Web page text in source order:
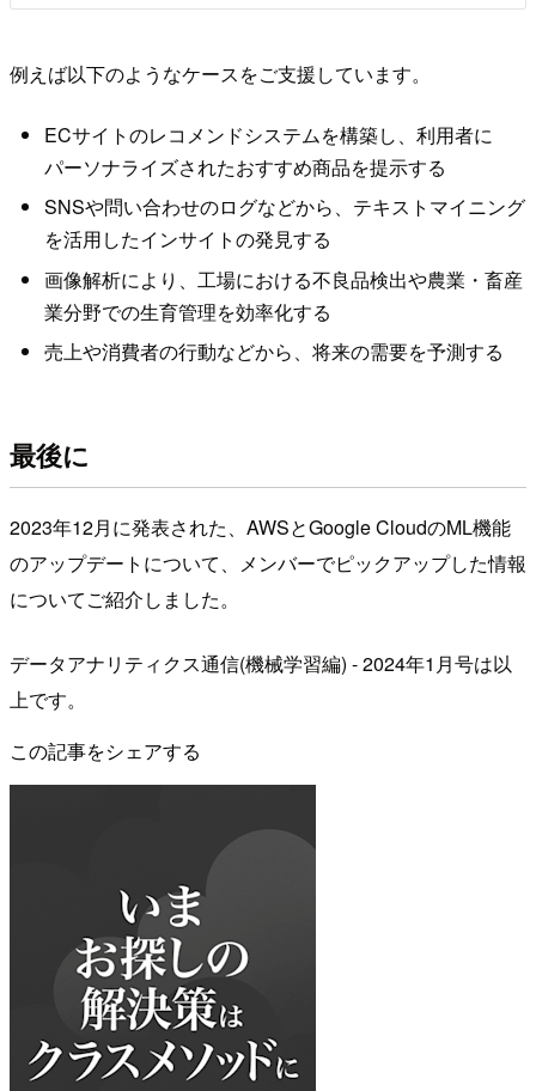
例えば以下のようなケースをご支援しています。
ECサイトのレコメンドシステムを構築し、利用者に
パーソナライズされたおすすめ商品を提示する
SNSや問い合わせのログなどから、テキストマイニング
を活用したインサイトの発見する
画像解析により、工場における不良品検出や農業・畜産
業分野での生育管理を効率化する
売上や消費者の行動などから、将来の需要を予測する
最後に
2023年12月に発表された、AWSとGoogle CloudのML機能
のアップデートについて、メンバーでピックアップした情報
についてご紹介しました。
データアナリティクス通信(機械学習編) - 2024年1月号は以
上です。
この記事をシェアする